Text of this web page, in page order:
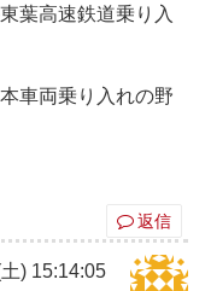
葉高速鉄道乗り入
車両乗り入れの野
返信
) 15:14:05